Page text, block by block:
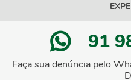
91
Faça sua denúncia pelo